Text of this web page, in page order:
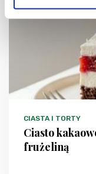
CIASTA I TORTY
Ciasto
frużeliną